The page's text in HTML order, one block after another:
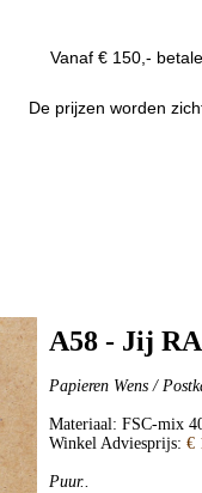
Vanaf € 150,-
De prijzen worden
A58 - Jij
Papieren Wens /
Materiaal: FSC-mix
Winkel Adviesprijs: €
Puur..